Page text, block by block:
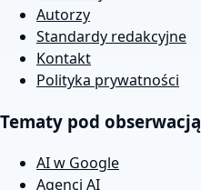
Autorzy
Standardy redakcyjne
Kontakt
Polityka prywatności
Tematy pod obserwacją
AI w Google
Agenci AI